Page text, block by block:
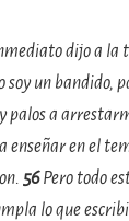
dijo a la
un bandido,
palos a
enseñar en el
56Pero todo
lo que